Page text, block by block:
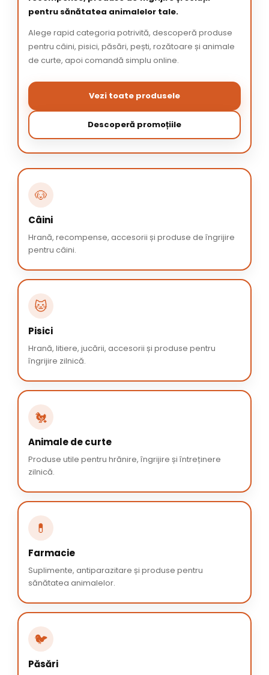
pentru sănătatea animalelor tale.
Alege rapid categoria potrivită, descoperă produse
pentru câini, pisici, păsări, pești, rozătoare și animale
de curte, apoi comandă simplu online.
Vezi toate produsele
Descoperă promoțiile
🐶
Câini
Hrană, recompense, accesorii și produse de îngrijire
pentru câini.
🐱
Pisici
Hrană, litiere, jucării, accesorii și produse pentru
îngrijire zilnică.
🐔
Animale de curte
Produse utile pentru hrănire, îngrijire și întreținere
zilnică.
💊
Farmacie
Suplimente, antiparazitare și produse pentru
sănătatea animalelor.
🐦
Păsări